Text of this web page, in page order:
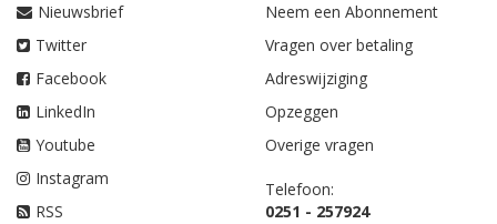
Nieuwsbrief
Twitter
Facebook
LinkedIn
Youtube
Instagram
RSS
Neem een Abonnement
Vragen over betaling
Adreswijziging
Opzeggen
Overige vragen
Telefoon:
0251 - 257924